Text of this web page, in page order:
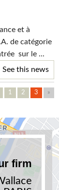
de catégorie
sur le ...
See this news
1 2 3 »
firm